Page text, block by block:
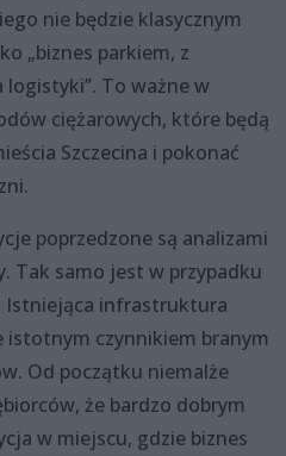
nie będzie klasycznym
„biznes parkiem, z
To ważne w
ciężarowych, które będą
Szczecina i pokonać
poprzedzone są analizami
Tak samo jest w przypadku
Istniejąca infrastruktura
istotnym czynnikiem branym
Od początku niemalże
że bardzo dobrym
w miejscu, gdzie biznes